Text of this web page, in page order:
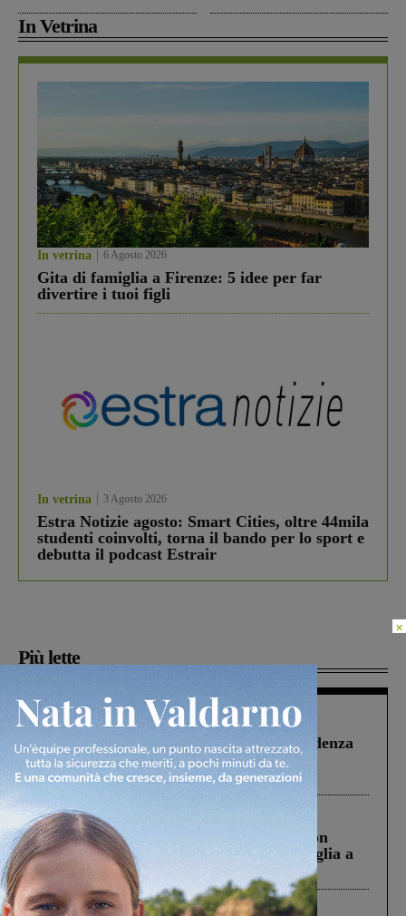
In Vetrina
In vetrina 6 Agosto 2026
Gita di famiglia a Firenze: 5 idee per far
divertire i tuoi figli
In vetrina 3 Agosto 2026
Estra Notizie agosto: Smart Cities, oltre 44mila
studenti coinvolti, torna il bando per lo sport e
debutta il podcast Estrair
Più lette
Figline Incisa Valdarno 1 Agosto 2026
Piscina di Figline finanziata oltre la scadenza
Pnrr, il gruppo di Fratelli d’Italia: “Un
ringraziamento al Governo”
Cronaca 3 Agosto 2026
Scomparso da una struttura di Castiglion
Fiorentino l’uomo che aveva ucciso la figlia a
Levane nel 2020
Cronaca 4 Agosto 2026
×